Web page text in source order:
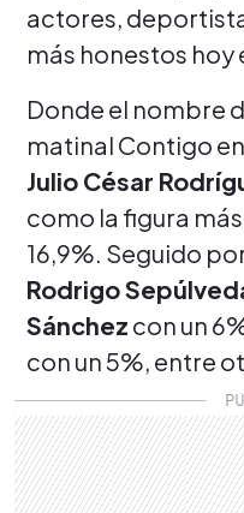
actores,
más honestos hoy
Donde el nombre
matinal Contigo
Julio César
como la figura
16,9%. Seguido
Rodrigo
Sánchez con un
con un 5%, entre